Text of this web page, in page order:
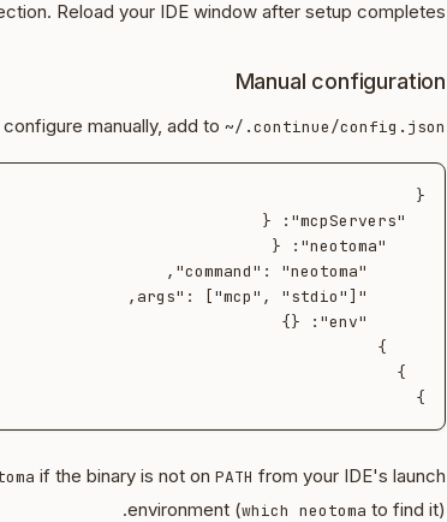
Reload your IDE window after setup completes.
Manual configuration
manually, add to ~/.continue/config.json
}
if the binary is not on PATH from your IDE's launch
environment (which neotoma to find it).